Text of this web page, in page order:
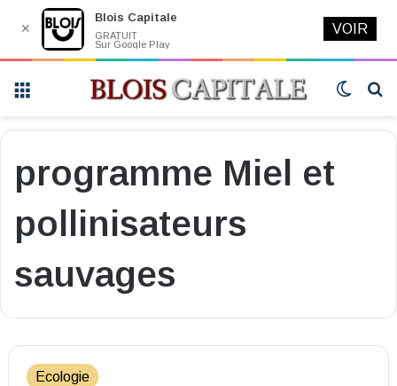
Switch
programme Miel et
pollinisateurs
sauvages
Ecologie
✕
Blois Capitale
GRATUIT
Sur Google Play
VOIR